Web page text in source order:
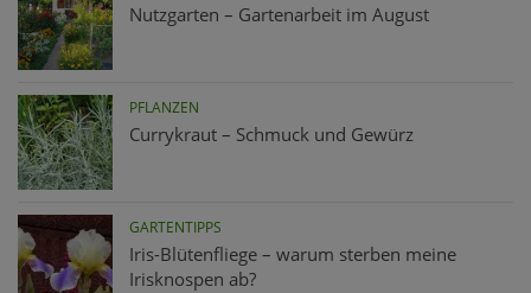
Nutzgarten – Gartenarbeit im August
PFLANZEN
Currykraut – Schmuck und Gewürz
GARTENTIPPS
Iris-Blütenfliege – warum sterben meine
Irisknospen ab?